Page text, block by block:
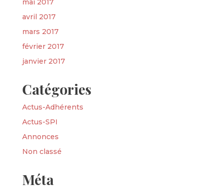
avril 2017
mars 2017
février 2017
janvier 2017
Catégories
Actus-Adhérents
Actus-SPI
Annonces
Non classé
Méta